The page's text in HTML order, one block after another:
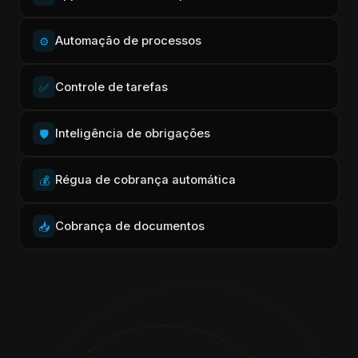
⚙️ Automação de processos
✅ Controle de tarefas
🛡️ Inteligência de obrigações
💰 Régua de cobrança automática
📥 Cobrança de documentos